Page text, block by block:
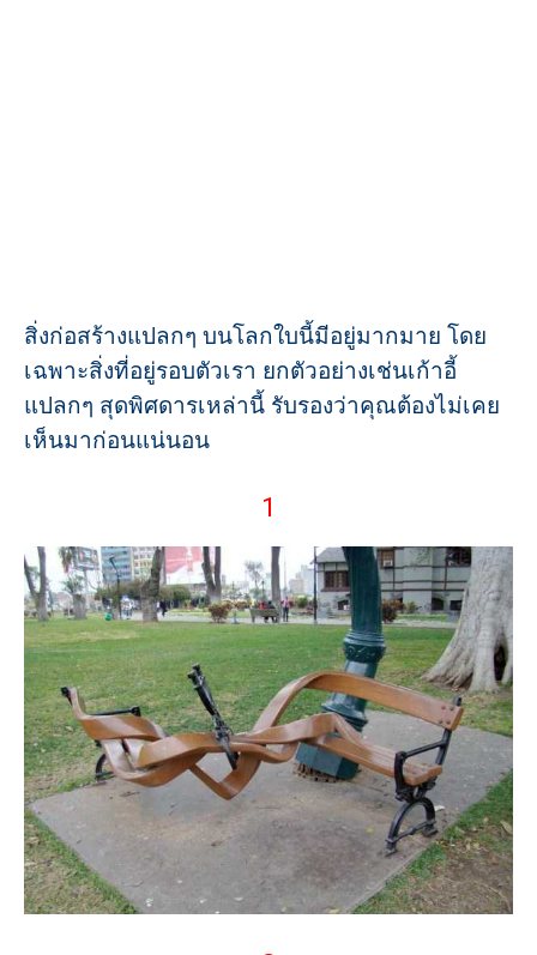
สิ่งก่อสร้างแปลกๆ บนโลกใบนี้มีอยู่มากมาย โดย
เฉพาะสิ่งที่อยู่รอบตัวเรา ยกตัวอย่างเช่นเก้าอี้
แปลกๆ สุดพิศดารเหล่านี้ รับรองว่าคุณต้องไม่เคย
เห็นมาก่อนแน่นอน
1